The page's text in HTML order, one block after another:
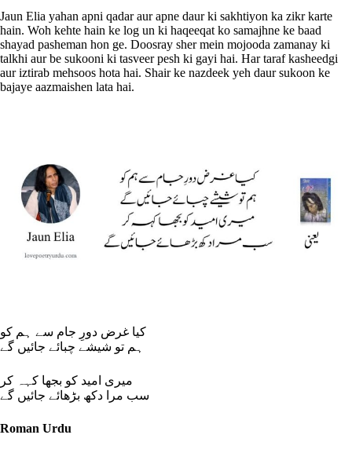
Jaun Elia yahan apni qadar aur apne daur ki sakhtiyon ka zikr karte
hain. Woh kehte hain ke log un ki haqeeqat ko samajhne ke baad
shayad pasheman hon ge. Doosray sher mein mojooda zamanay ki
talkhi aur be sukooni ki tasveer pesh ki gayi hai. Har taraf kasheedgi
aur iztirab mehsoos hota hai. Shair ke nazdeek yeh daur sukoon ke
bajaye aazmaishen lata hai.
کیا غرض دورِ جام سے ہم کو
ہم تو شیشے چبائے جائیں گے
میری امید کو بجھا کہہ کر
سب مرا دکھ بڑھائے جائیں گے
Roman Urdu